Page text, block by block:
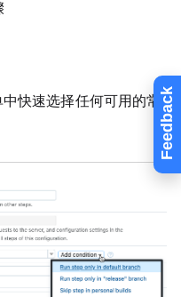
Feedback
快速选择任何可用的常